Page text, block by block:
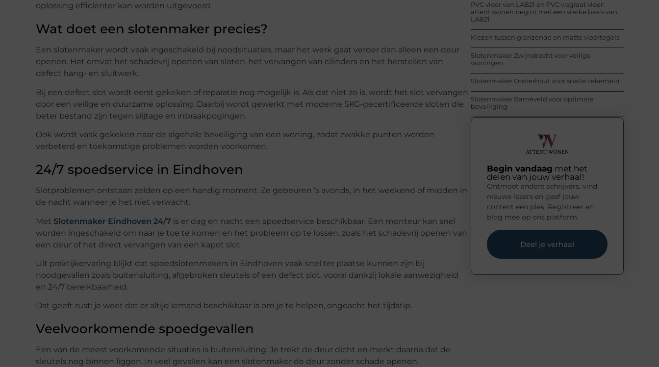
oplossing efficiënter kan worden uitgevoerd.
Wat doet een slotenmaker precies?
Een slotenmaker wordt vaak ingeschakeld bij noodsituaties, maar het werk gaat verder dan alleen een deur
openen. Het omvat het schadevrij openen van sloten, het vervangen van cilinders en het herstellen van
defect hang- en sluitwerk.
Bij een defect slot wordt eerst gekeken of reparatie nog mogelijk is. Als dat niet zo is, wordt het slot vervangen
door een veilige en duurzame oplossing. Daarbij wordt gewerkt met moderne SKG-gecertificeerde sloten die
beter bestand zijn tegen slijtage en inbraakpogingen.
Ook wordt vaak gekeken naar de algehele beveiliging van een woning, zodat zwakke punten worden
verbeterd en toekomstige problemen worden voorkomen.
24/7 spoedservice in Eindhoven
Slotproblemen ontstaan zelden op een handig moment. Ze gebeuren ’s avonds, in het weekend of midden in
de nacht wanneer je het niet verwacht.
Met Slotenmaker Eindhoven 24/7 is er dag en nacht een spoedservice beschikbaar. Een monteur kan snel
worden ingeschakeld om naar je toe te komen en het probleem op te lossen, zoals het schadevrij openen van
een deur of het direct vervangen van een kapot slot.
Uit praktijkervaring blijkt dat spoedslotenmakers in Eindhoven vaak snel ter plaatse kunnen zijn bij
noodgevallen zoals buitensluiting, afgebroken sleutels of een defect slot, vooral dankzij lokale aanwezigheid
en 24/7 bereikbaarheid.
Dat geeft rust: je weet dat er altijd iemand beschikbaar is om je te helpen, ongeacht het tijdstip.
Veelvoorkomende spoedgevallen
Een van de meest voorkomende situaties is buitensluiting. Je trekt de deur dicht en merkt daarna dat de
sleutels nog binnen liggen. In veel gevallen kan een slotenmaker de deur zonder schade openen.
PVC vloer van LAB21 en PVC visgraat vloer:
attent wonen begint met een sterke basis van
LAB21
Kiezen tussen glanzende en matte vloertegels
Slotenmaker Zwijndrecht voor veilige
woningen
Slotenmaker Oosterhout voor snelle zekerheid
Slotenmaker Barneveld voor optimale
beveiliging
Begin vandaag met het
delen van jouw verhaal!
Ontmoet andere schrijvers, vind
nieuwe lezers en geef jouw
content een plek. Registreer en
blog mee op ons platform.
Deel je verhaal